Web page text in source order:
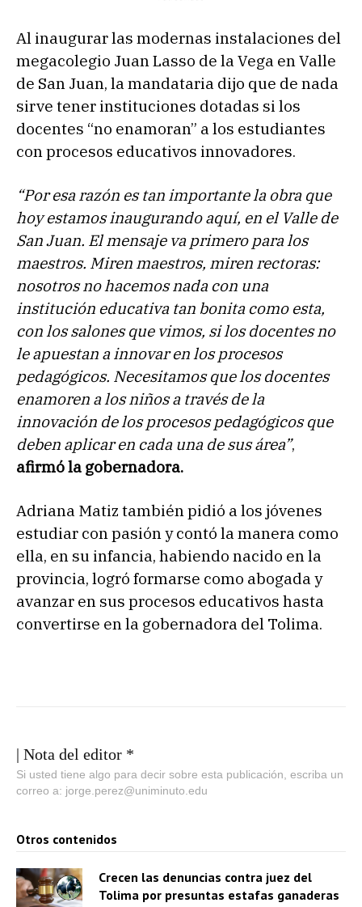
Al inaugurar las modernas instalaciones del
megacolegio Juan Lasso de la Vega en Valle
de San Juan, la mandataria dijo que de nada
sirve tener instituciones dotadas si los
docentes “no enamoran” a los estudiantes
con procesos educativos innovadores.
“Por esa razón es tan importante la obra que
hoy estamos inaugurando aquí, en el Valle de
San Juan. El mensaje va primero para los
maestros. Miren maestros, miren rectoras:
nosotros no hacemos nada con una
institución educativa tan bonita como esta,
con los salones que vimos, si los docentes no
le apuestan a innovar en los procesos
pedagógicos. Necesitamos que los docentes
enamoren a los niños a través de la
innovación de los procesos pedagógicos que
deben aplicar en cada una de sus área”,
afirmó la gobernadora.
Adriana Matiz también pidió a los jóvenes
estudiar con pasión y contó la manera como
ella, en su infancia, habiendo nacido en la
provincia, logró formarse como abogada y
avanzar en sus procesos educativos hasta
convertirse en la gobernadora del Tolima.
| Nota del editor *
Si usted tiene algo para decir sobre esta publicación, escriba un
correo a: jorge.perez@uniminuto.edu
Otros contenidos
Crecen las denuncias contra juez del
Tolima por presuntas estafas ganaderas